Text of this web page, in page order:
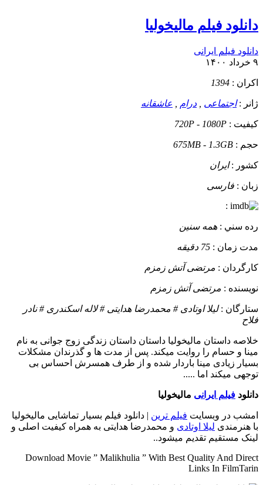
دانلود فیلم مالیخولیا
دانلود فیلم ایرانی
۹ خرداد ۱۴۰۰
اکران : 1394
ژانر :اجتماعی درام عاشقانه
کيفيت : 720P - 1080P
حجم : 675MB - 1.3GB
کشور :ایران
زبان : فارسی
:
رده سني : همه سنین
مدت زمان : 75 دقیقه
کارگردان : مرتضی آتش زمزم
نويسنده : مرتضی آتش زمزم
ستارگان :لیلا اوتادی # محمدرضا هدایتی # لاله اسکندری # نادر
فلاح
خلاصه داستان مالیخولیا داستان داستان زندگی زوج جوانی به نام
مینا و حسام را روایت میکند. پس از مدت ها و گذرندان مشکلات
بسیار زیادی مینا باردار شده و از طرف همسرش احساس بی
توجهی میکند اما .....
دانلود فیلم ایرانی مالیخولیا
امشب در وبسایت فیلم ترین | دانلود فیلم بسیار تماشایی مالیخولیا
با هنرمندی لیلا اوتادی و محمدرضا هدایتی به همراه کیفیت اصلی و
لینک مستقیم تقدیم میشود..
Download Movie ” Malikhulia ” With Best Quality And Direct
Links In FilmTarin